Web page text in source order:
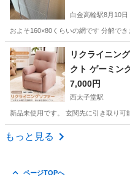
白金高輪駅8月10日
およそ160×80くらいの網です 分解で
東京 港区 白金高輪駅 収
リクライニン
クト ゲーミ
7,000円
西太子堂駅
新品未使用です。 玄関先に引き取り可
東京 世田谷区
もっと見る
ページTOPへ